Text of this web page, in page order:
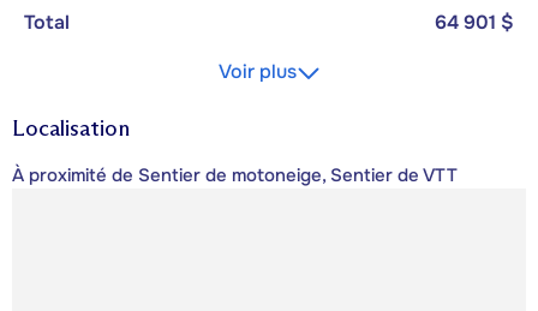
Total
64 901 $
Voir plus
Localisation
À proximité de Sentier de motoneige, Sentier de VTT